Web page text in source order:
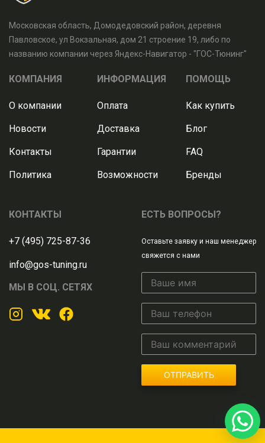
Московская область, Домодедовский район, деревня
Павловское, ул Вокзальная, дом 21 строение 19, либо по
названию компании через Яндекс-Навигатор - "ГОС-Тюнинг"
КОМПАНИЯ
О компании
Новости
Контакты
Политика
ИНФОРМАЦИЯ
Оплата
Доставка
Гарантии
Возможности
ПОМОЩЬ
Как купить
Блог
FAQ
Бренды
КОНТАКТЫ
+7 (495) 725-87-36
info@gos-tuning.ru
МЫ В СОЦ. СЕТЯХ
ЕСТЬ ВОПРОСЫ?
Оставьте заявку и наш менеджер
свяжется с нами
ОТПРАВИТЬ